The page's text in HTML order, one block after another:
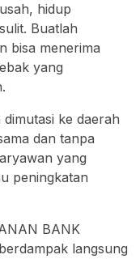
hidup
Buatlah
bisa menerima
yang
ke daerah
dan tanpa
yang
peningkatan
BANK
langsung